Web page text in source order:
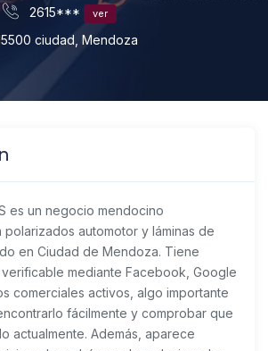
2615*** ver
ciudad, Mendoza
es un negocio mendocino
automotor y láminas de
en Ciudad de Mendoza. Tiene
mediante Facebook, Google
comerciales activos, algo importante
fácilmente y comprobar que
actualmente. Además, aparece